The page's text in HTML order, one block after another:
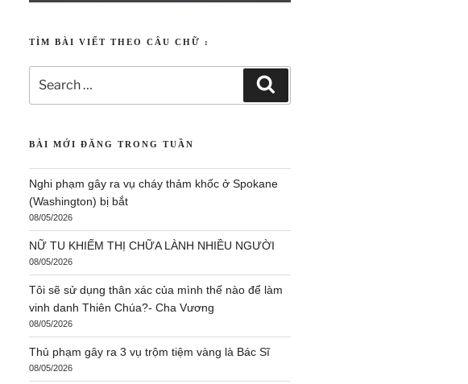
TÌM BÀI VIẾT THEO CÂU CHỮ :
BÀI MỚI ĐĂNG TRONG TUẦN
Nghi phạm gây ra vụ cháy thảm khốc ở Spokane
(Washington) bị bắt
08/05/2026
NỮ TU KHIẾM THỊ CHỮA LÀNH NHIỀU NGƯỜI
08/05/2026
Tôi sẽ sử dụng thân xác của mình thế nào để làm
vinh danh Thiên Chúa?- Cha Vương
08/05/2026
Thủ phạm gây ra 3 vụ trộm tiệm vàng là Bác Sĩ
08/05/2026